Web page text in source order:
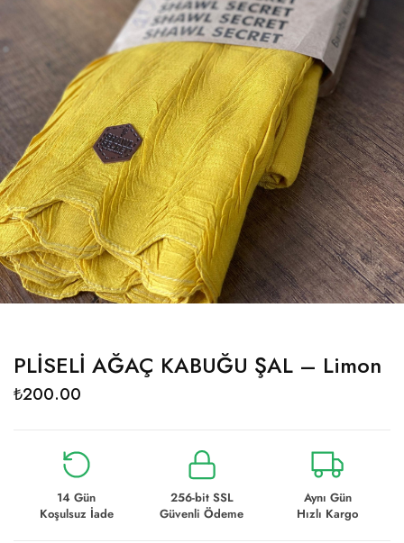
PLİSELİ AĞAÇ KABUĞU ŞAL – Limon
₺200.00
14 Gün
Koşulsuz İade
256-bit SSL
Güvenli Ödeme
Aynı Gün
Hızlı Kargo